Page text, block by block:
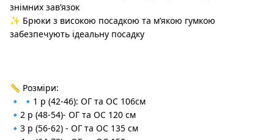
знімних зав’язок
✨ Брюки з високою посадкою та м’якою гумкою
забезпечують ідеальну посадку
📏 Розміри:
🔹 🔹1 р (42-46): ОГ та ОС 106см
🔹2 р (48-54)- ОГ та ОС 120 см
🔹3 р (56-62) - ОГ та ОС 135 см